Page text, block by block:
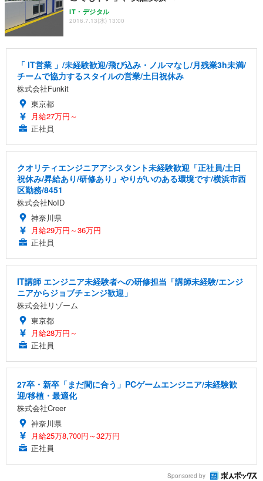
IT・デジタル
2016.7.13(水) 13:00
「 IT営業 」/未経験歓迎/飛び込み・ノルマなし/月残業3h未満/
チームで協力するスタイルの営業/土日祝休み
株式会社Funkit
東京都
月給27万円～
正社員
クオリティエンジニアアシスタント未経験歓迎「正社員/土日
祝休み/昇給あり/研修あり」やりがいのある環境です/横浜市西
区勤務/8451
株式会社NoID
神奈川県
月給29万円～36万円
正社員
IT講師 エンジニア未経験者への研修担当「講師未経験/エンジ
ニアからジョブチェンジ歓迎」
株式会社リゾーム
東京都
月給28万円～
正社員
27卒・新卒「まだ間に合う」PCゲームエンジニア/未経験歓
迎/移植・最適化
株式会社Creer
神奈川県
月給25万8,700円～32万円
正社員
Sponsored by